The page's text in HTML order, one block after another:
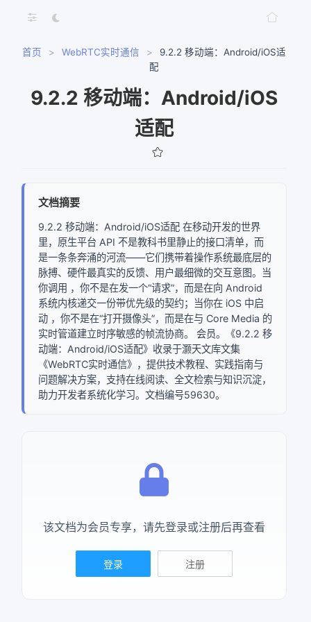
首页 > WebRTC实时通信 >
9.2.2 移动端：Android/iOS适
配
9.2.2 移动端：Android/iOS
适配
文档摘要
9.2.2 移动端：Android/iOS适配 在移动开发的世界
里，原生平台 API 不是教科书里静止的接口清单，而
是一条条奔涌的河流——它们携带着操作系统最底层的
脉搏、硬件最真实的反馈、用户最细微的交互意图。当
你调用 ，你不是在发一个“请求”，而是在向 Android
系统内核递交一份带优先级的契约；当你在 iOS 中启
动 ，你不是在“打开摄像头”，而是在与 Core Media 的
实时管道建立时序敏感的帧流协商。 会员。《9.2.2 移
动端：Android/iOS适配》收录于灏天文库文集
《WebRTC实时通信》，提供技术教程、实践指南与
问题解决方案，支持在线阅读、全文检索与知识沉淀，
助力开发者系统化学习。文档编号59630。
该文档为会员专享，请先登录或注册后再查看
登录 注册